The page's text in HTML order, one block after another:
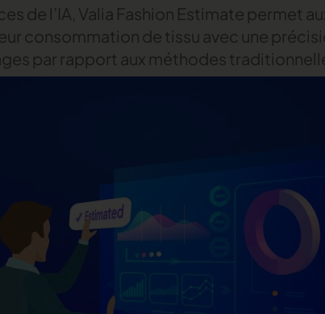
de l’IA, Valia Fashion Estimate permet
consommation de tissu avec une
par rapport aux méthodes